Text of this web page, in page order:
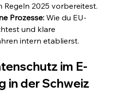
Regeln 2025 vorbereitest.
Prozesse: Wie du EU-
und klare
intern etablierst.
im E-
in der Schweiz